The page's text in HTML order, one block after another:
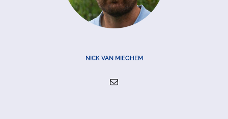
NICK VAN MIEGHEM